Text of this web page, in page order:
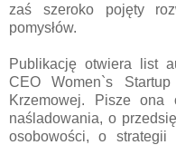
zaś szeroko pojęty
pomysłów.
Publikację otwiera list
CEO Women`s
Krzemowej. Pisze
naśladowania, o
osobowości, o strategii